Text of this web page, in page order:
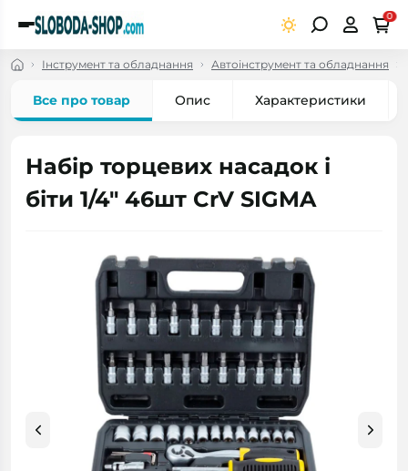
0
Інструмент та обладнання Автоінструмент та обладнання
Все про товар Опис Характеристики
Набір торцевих насадок і
біти 1/4" 46шт CrV SIGMA